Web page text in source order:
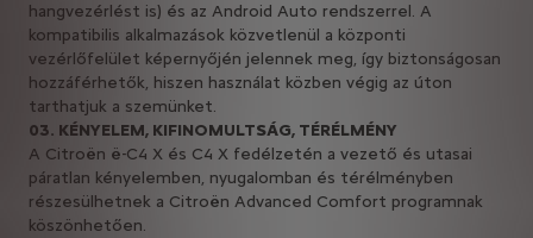
hangvezérlést is) és az Android Auto rendszerrel. A
kompatibilis alkalmazások közvetlenül a központi
vezérlőfelület képernyőjén jelennek meg, így biztonságosan
hozzáférhetők, hiszen használat közben végig az úton
tarthatjuk a szemünket.
03. KÉNYELEM, KIFINOMULTSÁG, TÉRÉLMÉNY
A Citroën ë-C4 X és C4 X fedélzetén a vezető és utasai
páratlan kényelemben, nyugalomban és térélményben
részesülhetnek a Citroën Advanced Comfort programnak
köszönhetően.